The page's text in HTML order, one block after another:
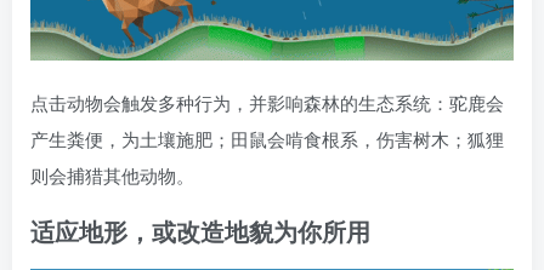
点击动物会触发多种行为，并影响森林的生态系统：驼鹿会
产生粪便，为土壤施肥；田鼠会啃食根系，伤害树木；狐狸
则会捕猎其他动物。
适应地形，或改造地貌为你所用